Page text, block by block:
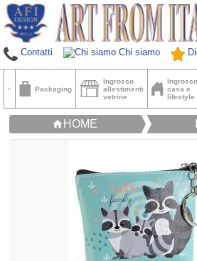
Contatti Chi siamo
Packaging
Ingrosso
allestimenti
vetrine
Ingrosso
casa e
lifestyle
home HOME